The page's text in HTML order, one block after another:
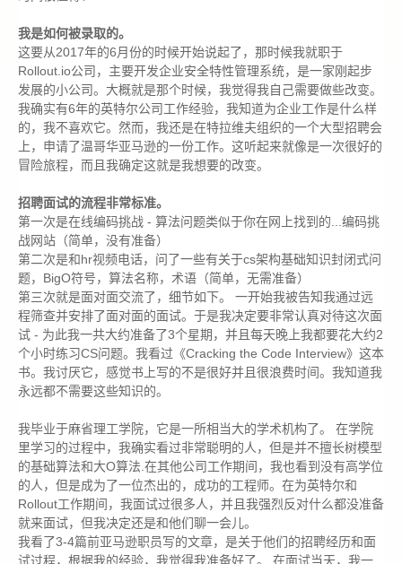
我是如何被录取的。
这要从2017年的6月份的时候开始说起了，那时候我就职于
Rollout.io公司，主要开发企业安全特性管理系统，是一家刚起步
发展的小公司。大概就是那个时候，我觉得我自己需要做些改变。
我确实有6年的英特尔公司工作经验，我知道为企业工作是什么样
的，我不喜欢它。然而，我还是在特拉维夫组织的一个大型招聘会
上，申请了温哥华亚马逊的一份工作。这听起来就像是一次很好的
冒险旅程，而且我确定这就是我想要的改变。
招聘面试的流程非常标准。
第一次是在线编码挑战 - 算法问题类似于你在网上找到的...编码挑
战网站（简单，没有准备）
第二次是和hr视频电话，问了一些有关于cs架构基础知识封闭式问
题，BigO符号，算法名称，术语（简单，无需准备）
第三次就是面对面交流了，细节如下。 一开始我被告知我通过远
程筛查并安排了面对面的面试。于是我决定要非常认真对待这次面
试 - 为此我一共大约准备了3个星期，并且每天晚上我都要花大约2
个小时练习CS问题。我看过《Cracking the Code Interview》这本
书。我讨厌它，感觉书上写的不是很好并且很浪费时间。我知道我
永远都不需要这些知识的。
我毕业于麻省理工学院，它是一所相当大的学术机构了。 在学院
里学习的过程中，我确实看过非常聪明的人，但是并不擅长树模型
的基础算法和大O算法.在其他公司工作期间，我也看到没有高学位
的人，但是成为了一位杰出的，成功的工程师。在为英特尔和
Rollout工作期间，我面试过很多人，并且我强烈反对什么都没准备
就来面试，但我决定还是和他们聊一会儿。
我看了3-4篇前亚马逊职员写的文章，是关于他们的招聘经历和面
试过程，根据我的经验，我觉得我准备好了。 在面试当天，我一